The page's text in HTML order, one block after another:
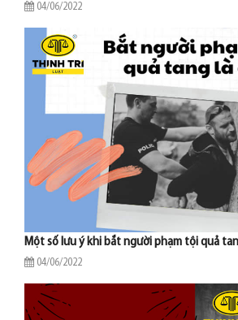
04/06/2022
Một số lưu ý khi bắt người phạm tội quả
04/06/2022